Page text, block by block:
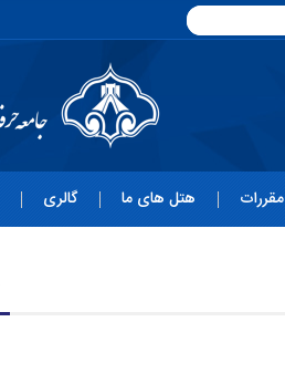
مقررات هتل های ما گالری